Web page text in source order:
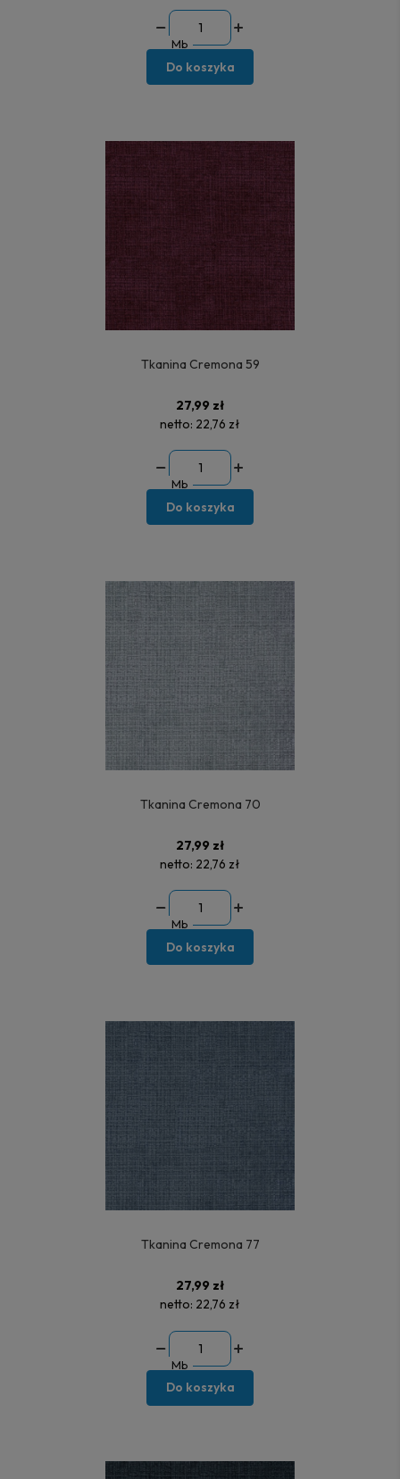
Mb
Do koszyka
Tkanina Cremona 59
27,99 zł
netto: 22,76 zł
Mb
Do koszyka
Tkanina Cremona 70
27,99 zł
netto: 22,76 zł
Mb
Do koszyka
Tkanina Cremona 77
27,99 zł
netto: 22,76 zł
Mb
Do koszyka